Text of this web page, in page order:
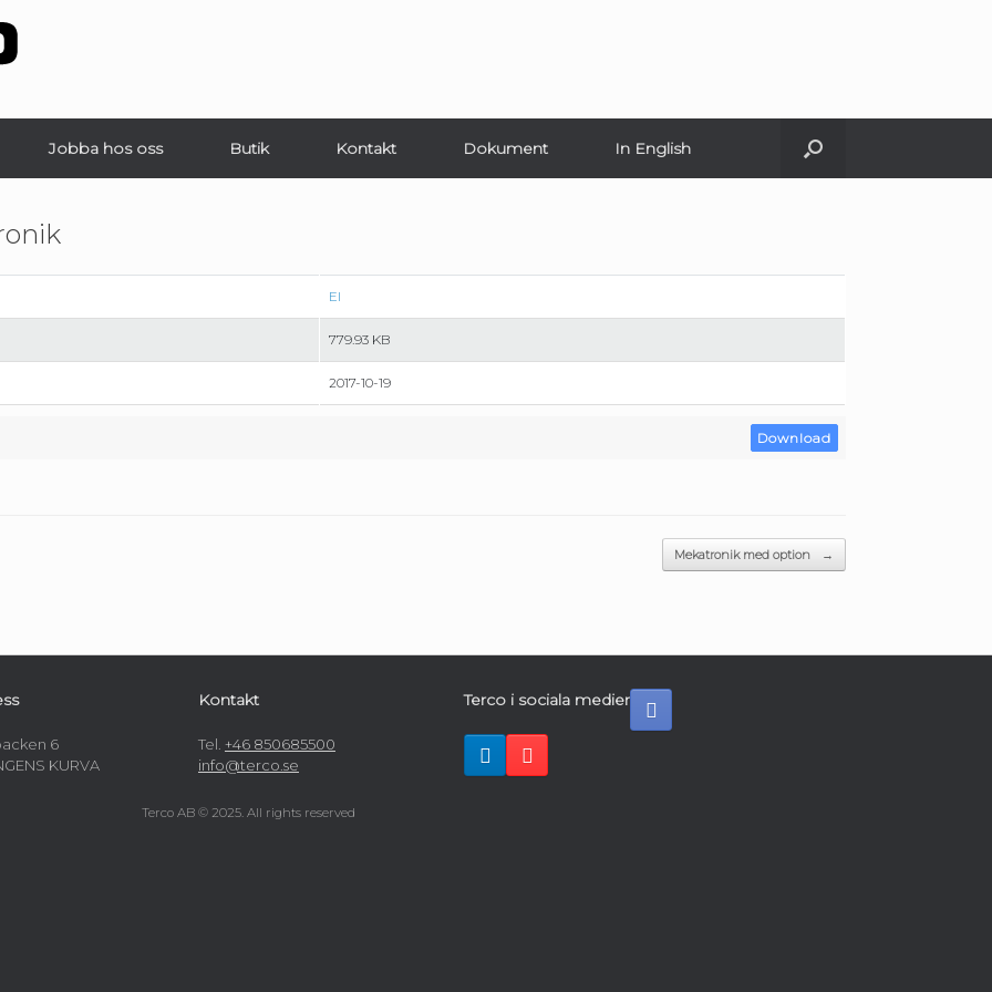
Jobba hos oss Butik Kontakt Dokument In English
El
779.93 KB
2017-10-19
Download
Mekatronik med option →
6
KURVA
Kontakt
Tel. +46 850685500
info@terco.se
Terco i sociala medier
Terco AB © 2025. All rights reserved